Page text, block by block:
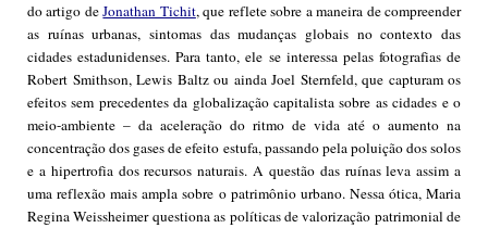
do artigo deJonathan Tichit, que reflete sobre a maneira de compreender
as ruínas urbanas, sintomas das mudanças globais no contexto das
cidades estadunidenses. Para tanto, ele se interessa pelas fotografias de
Robert Smithson, Lewis Baltz ou ainda Joel Sternfeld, que capturam os
efeitos sem precedentes da globalização capitalista sobre as cidades e o
meio-ambiente – da aceleração do ritmo de vida até o aumento na
concentração dos gases de efeito estufa, passando pela poluição dos solos
e a hipertrofia dos recursos naturais. A questão das ruínas leva assim a
uma reflexão mais ampla sobre o patrimônio urbano. Nessa ótica, Maria
Regina Weissheimer questiona as políticas de valorização patrimonial de